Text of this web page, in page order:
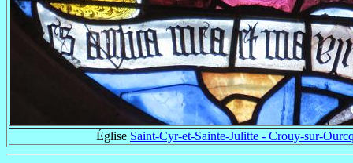
Église Saint-Cyr-et-Sainte-Julitte - Crouy-sur-